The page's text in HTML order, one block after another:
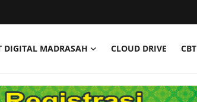
DIGITAL MADRASAH CLOUD DRIVE CBT